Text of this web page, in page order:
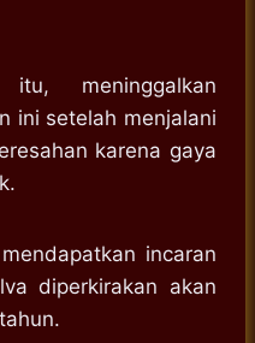
itu, meninggalkan
ini setelah menjalani
karena gaya
incaran
diperkirakan akan